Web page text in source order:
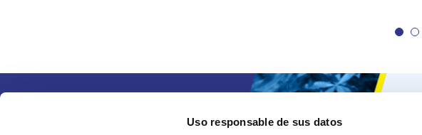
Uso responsable de sus datos